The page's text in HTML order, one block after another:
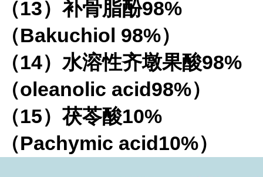
（13）补骨脂酚98%
（Bakuchiol 98%）
（14）水溶性齐墩果酸98%
（oleanolic acid98%）
（15）茯苓酸10%
（Pachymic acid10%）